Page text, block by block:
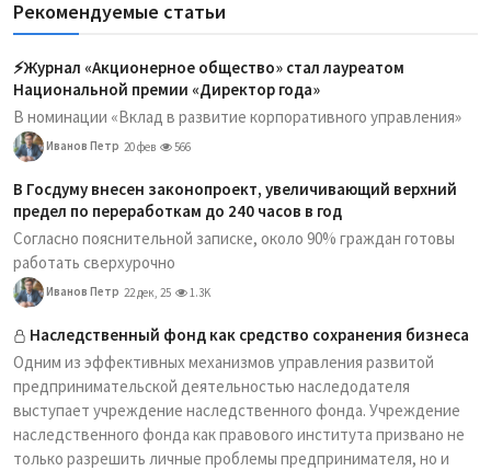
Рекомендуемые статьи
⚡️Журнал «Акционерное общество» стал лауреатом
Национальной премии «Директор года»
В номинации «Вклад в развитие корпоративного управления»
Иванов Петр 20 фев 566
В Госдуму внесен законопроект, увеличивающий верхний
предел по переработкам до 240 часов в год
Согласно пояснительной записке, около 90% граждан готовы
работать сверхурочно
Иванов Петр 22 дек, 25 1.3K
Наследственный фонд как средство сохранения бизнеса
Одним из эффективных механизмов управления развитой
предпринимательской деятельностью наследодателя
выступает учреждение наследственного фонда. Учреждение
наследственного фонда как правового института призвано не
только разрешить личные проблемы предпринимателя, но и